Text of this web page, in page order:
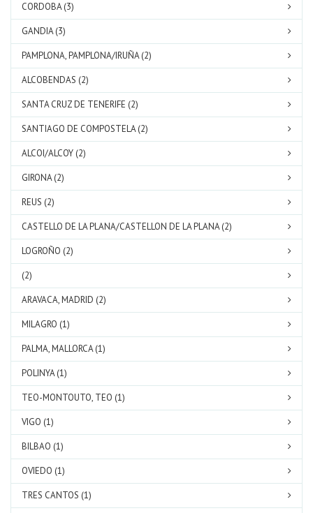
CORDOBA (3)
GANDIA (3)
PAMPLONA, PAMPLONA/IRUÑA (2)
ALCOBENDAS (2)
SANTA CRUZ DE TENERIFE (2)
SANTIAGO DE COMPOSTELA (2)
ALCOI/ALCOY (2)
GIRONA (2)
REUS (2)
CASTELLO DE LA PLANA/CASTELLON DE LA PLANA (2)
LOGROÑO (2)
(2)
ARAVACA, MADRID (2)
MILAGRO (1)
PALMA, MALLORCA (1)
POLINYA (1)
TEO-MONTOUTO, TEO (1)
VIGO (1)
BILBAO (1)
OVIEDO (1)
TRES CANTOS (1)